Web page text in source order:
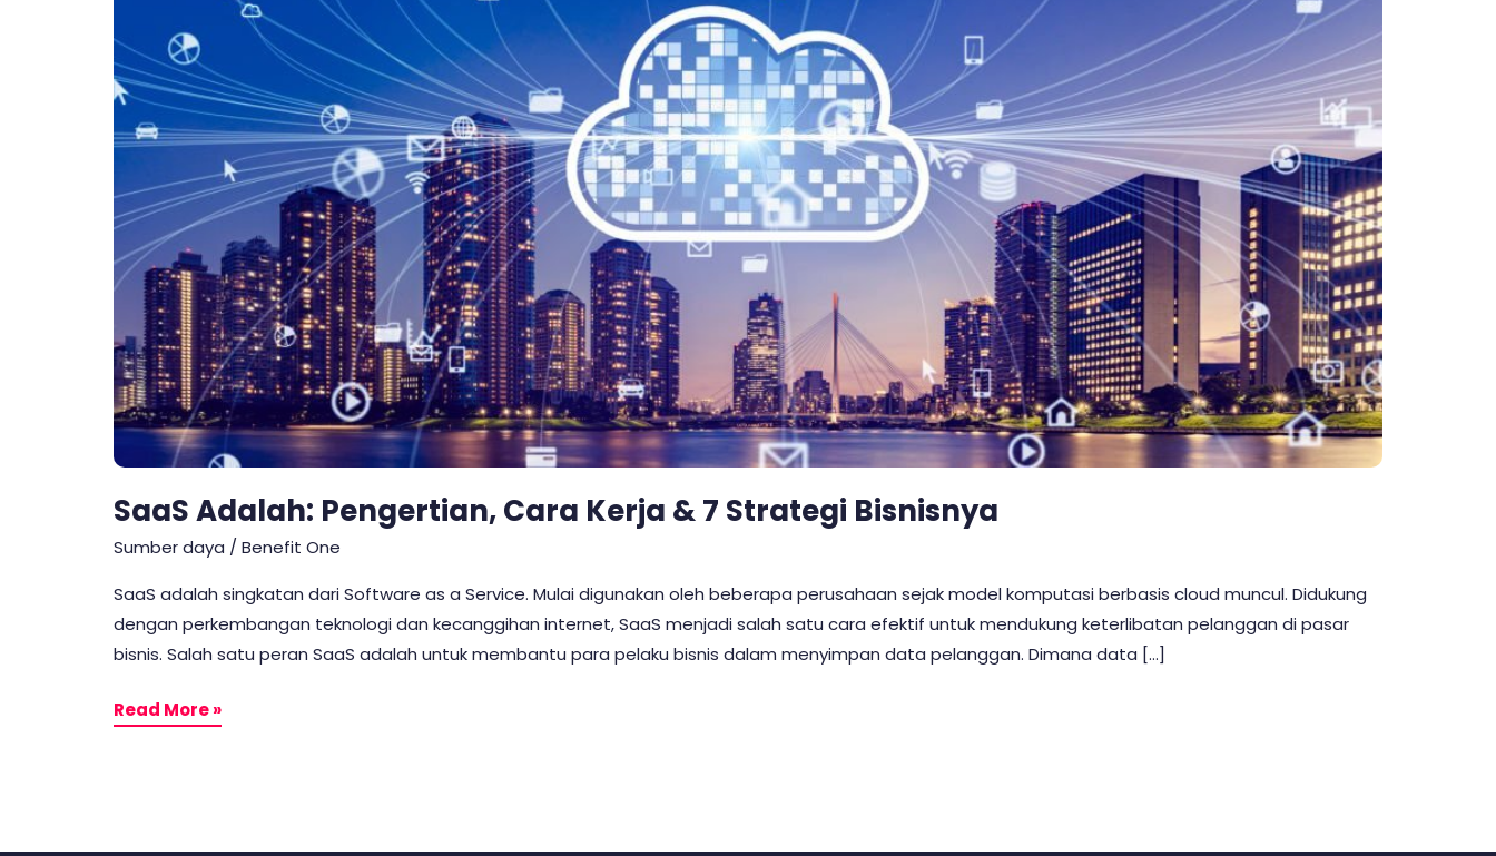
SaaS Adalah: Pengertian, Cara Kerja & 7 Strategi Bisnisnya
Sumber daya / Benefit One
SaaS adalah singkatan dari Software as a Service. Mulai digunakan oleh beberapa perusahaan sejak model komputasi berbasis cloud muncul. Didukung
dengan perkembangan teknologi dan kecanggihan internet, SaaS menjadi salah satu cara efektif untuk mendukung keterlibatan pelanggan di pasar
bisnis. Salah satu peran SaaS adalah untuk membantu para pelaku bisnis dalam menyimpan data pelanggan. Dimana data […]
Strategi
Bisnisnya
Read More »